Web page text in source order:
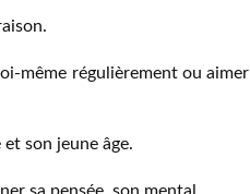
même régulièrement ou aimer
son jeune âge.